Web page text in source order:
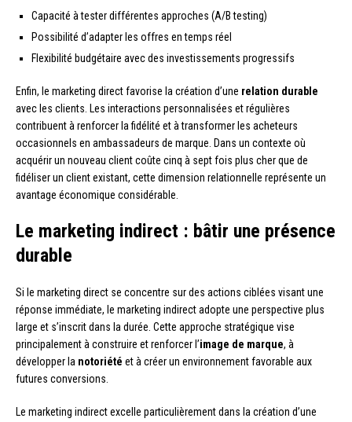
Capacité à tester différentes approches (A/B testing)
Possibilité d’adapter les offres en temps réel
Flexibilité budgétaire avec des investissements progressifs
Enfin, le marketing direct favorise la création d’une relation durable
avec les clients. Les interactions personnalisées et régulières
contribuent à renforcer la fidélité et à transformer les acheteurs
occasionnels en ambassadeurs de marque. Dans un contexte où
acquérir un nouveau client coûte cinq à sept fois plus cher que de
fidéliser un client existant, cette dimension relationnelle représente un
avantage économique considérable.
Le marketing indirect : bâtir une présence
durable
Si le marketing direct se concentre sur des actions ciblées visant une
réponse immédiate, le marketing indirect adopte une perspective plus
large et s’inscrit dans la durée. Cette approche stratégique vise
principalement à construire et renforcer l’image de marque, à
développer la notoriété et à créer un environnement favorable aux
futures conversions.
Le marketing indirect excelle particulièrement dans la création d’une